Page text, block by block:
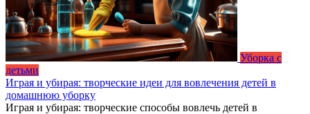
Уборка с
детьми
Играя и убирая: творческие идеи для вовлечения детей в
домашнюю уборку
Играя и убирая: творческие способы вовлечь детей в